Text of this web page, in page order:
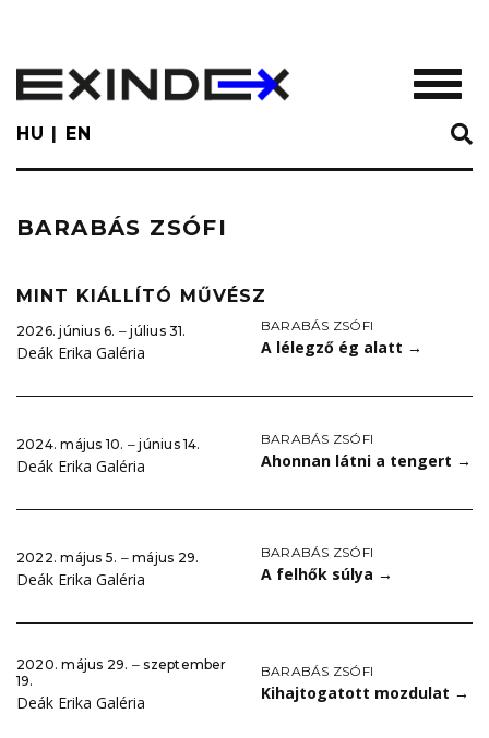
main
content
HU EN
BARABÁS ZSÓFI
MINT KIÁLLÍTÓ MŰVÉSZ
2026. június 6. ‒ július 31.
Deák Erika Galéria
BARABÁS ZSÓFI
A lélegző ég alatt →
2024. május 10. ‒ június 14.
Deák Erika Galéria
BARABÁS ZSÓFI
Ahonnan látni a tengert →
2022. május 5. ‒ május 29.
Deák Erika Galéria
BARABÁS ZSÓFI
A felhők súlya →
2020. május 29. ‒ szeptember
19.
Deák Erika Galéria
BARABÁS ZSÓFI
Kihajtogatott mozdulat →